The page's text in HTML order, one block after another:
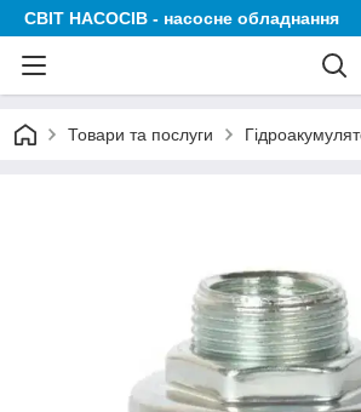
СВІТ НАСОСІВ - насосне обладнання
Товари та послуги